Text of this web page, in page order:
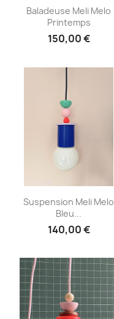
Aperçu rapide
Baladeuse Meli Melo
Printemps
150,00 €
Aperçu rapide
Suspension Meli Melo
Bleu...
140,00 €